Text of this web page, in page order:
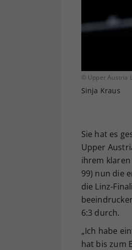
© Upper Austria
Sinja Kraus
Sie hat es
Upper
ihrem klaren
99) nun die
die Linz-
6:3 durch.
„Ich habe
hat bis zum